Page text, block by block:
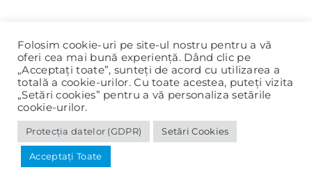
© 2020-2025 Primăria Panciu |Protecția datelor (GDPR)
Folosim cookie-uri pe site-ul nostru pentru a vă
oferi cea mai bună experiență. Dând clic pe
„Acceptați toate”, sunteți de acord cu utilizarea a
totală a cookie-urilor. Cu toate acestea, puteți vizita
„Setări cookies” pentru a vă personaliza setările
cookie-urilor.
Protecția datelor (GDPR) Setări Cookies
Acceptați Toate